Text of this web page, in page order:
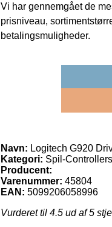
Vi har gennemgået de
prisniveau,
betalingsmuligheder.
Navn: Logitech G920
Kategori: Spil-Controllers
Producent:
Varenummer: 45804
EAN: 5099206058996
Vurderet til 4.5 ud af 5